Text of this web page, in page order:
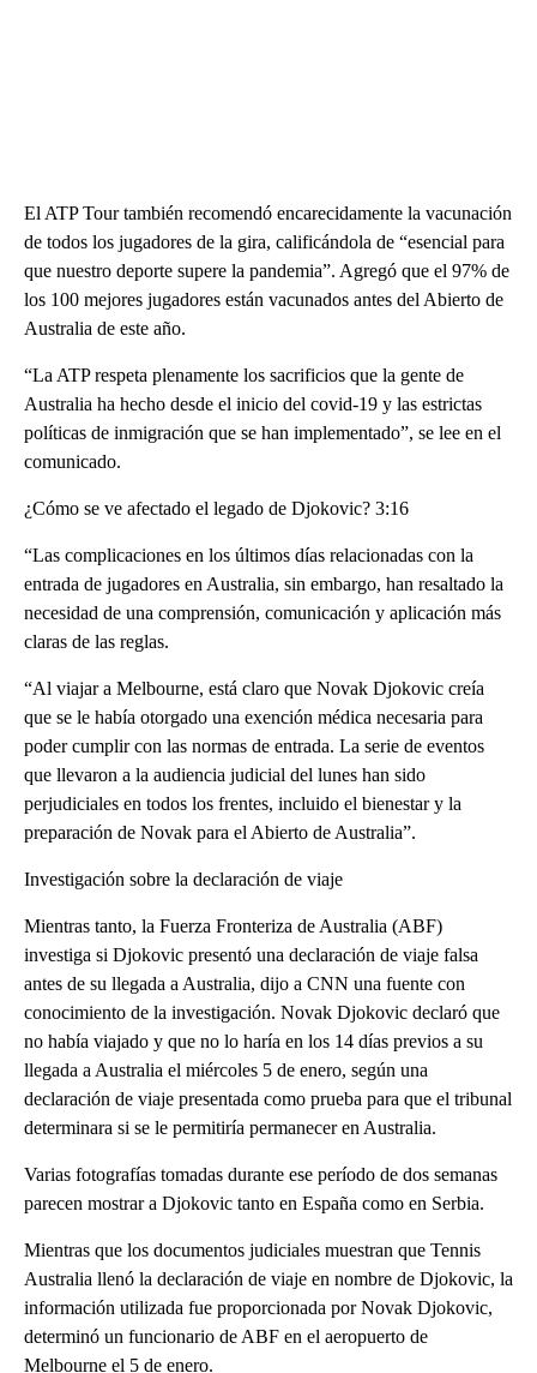
El ATP Tour también recomendó encarecidamente la vacunación
de todos los jugadores de la gira, calificándola de “esencial para
que nuestro deporte supere la pandemia”. Agregó que el 97% de
los 100 mejores jugadores están vacunados antes del Abierto de
Australia de este año.
“La ATP respeta plenamente los sacrificios que la gente de
Australia ha hecho desde el inicio del covid-19 y las estrictas
políticas de inmigración que se han implementado”, se lee en el
comunicado.
¿Cómo se ve afectado el legado de Djokovic? 3:16
“Las complicaciones en los últimos días relacionadas con la
entrada de jugadores en Australia, sin embargo, han resaltado la
necesidad de una comprensión, comunicación y aplicación más
claras de las reglas.
“Al viajar a Melbourne, está claro que Novak Djokovic creía
que se le había otorgado una exención médica necesaria para
poder cumplir con las normas de entrada. La serie de eventos
que llevaron a la audiencia judicial del lunes han sido
perjudiciales en todos los frentes, incluido el bienestar y la
preparación de Novak para el Abierto de Australia”.
Investigación sobre la declaración de viaje
Mientras tanto, la Fuerza Fronteriza de Australia (ABF)
investiga si Djokovic presentó una declaración de viaje falsa
antes de su llegada a Australia, dijo a CNN una fuente con
conocimiento de la investigación. Novak Djokovic declaró que
no había viajado y que no lo haría en los 14 días previos a su
llegada a Australia el miércoles 5 de enero, según una
declaración de viaje presentada como prueba para que el tribunal
determinara si se le permitiría permanecer en Australia.
Varias fotografías tomadas durante ese período de dos semanas
parecen mostrar a Djokovic tanto en España como en Serbia.
Mientras que los documentos judiciales muestran que Tennis
Australia llenó la declaración de viaje en nombre de Djokovic, la
información utilizada fue proporcionada por Novak Djokovic,
determinó un funcionario de ABF en el aeropuerto de
Melbourne el 5 de enero.